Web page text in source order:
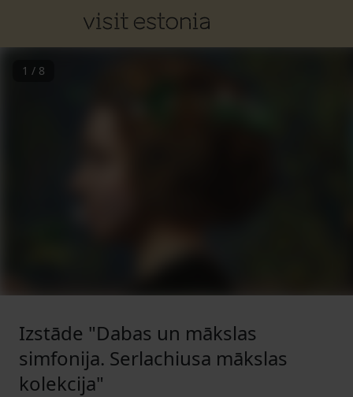
1 / 8
Izstāde "Dabas un mākslas
simfonija. Serlachiusa mākslas
kolekcija"